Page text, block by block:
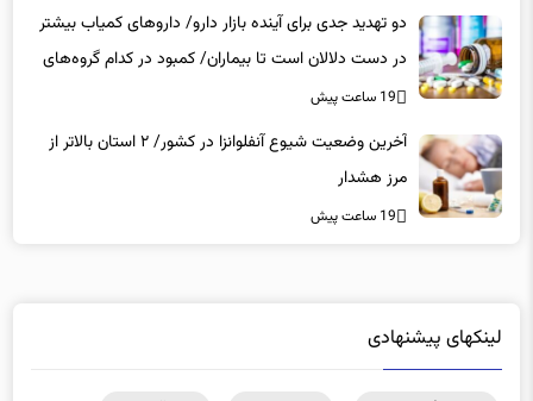
دو تهدید جدی برای آینده بازار دارو/ داروهای کمیاب بیشتر
در دست دلالان است تا بیماران/ کمبود در کدام گروه‌های
دارویی محسوس‌تر است؟
19 ساعت پیش
آخرین وضعیت شیوع آنفلوانزا در کشور/ ۲ استان بالاتر از
مرز هشدار
19 ساعت پیش
لینکهای پیشنهادی